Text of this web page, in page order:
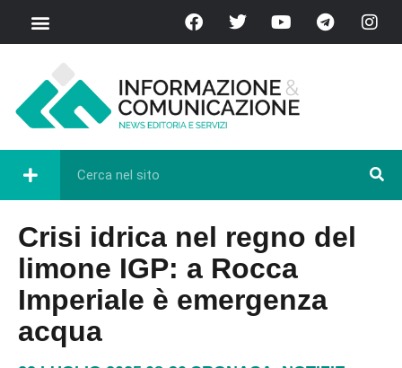
Crisi idrica nel regno del
limone IGP: a Rocca
Imperiale è emergenza
acqua